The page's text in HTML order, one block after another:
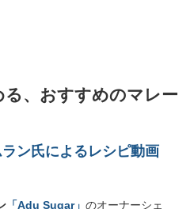
、おすすめのマレー
ン氏によるレシピ動画
「Adu Sugar」 のオーナーシェ